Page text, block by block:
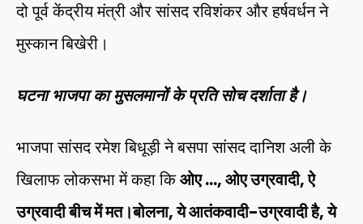
दो पूर्व केंद्रीय मंत्री और सांसद रविशंकर और हर्षवर्धन ने
मुस्कान बिखेरी।
घटना भाजपा का मुसलमानों के प्रति सोच दर्शाता है।
भाजपा सांसद रमेश बिधूड़ी ने बसपा सांसद दानिश अली के
खिलाफ लोकसभा में कहा किओए …, ओए उग्रवादी, ऐ
उग्रवादी बीच में मत।बोलना, ये आतंकवादी-उग्रवादी है, ये